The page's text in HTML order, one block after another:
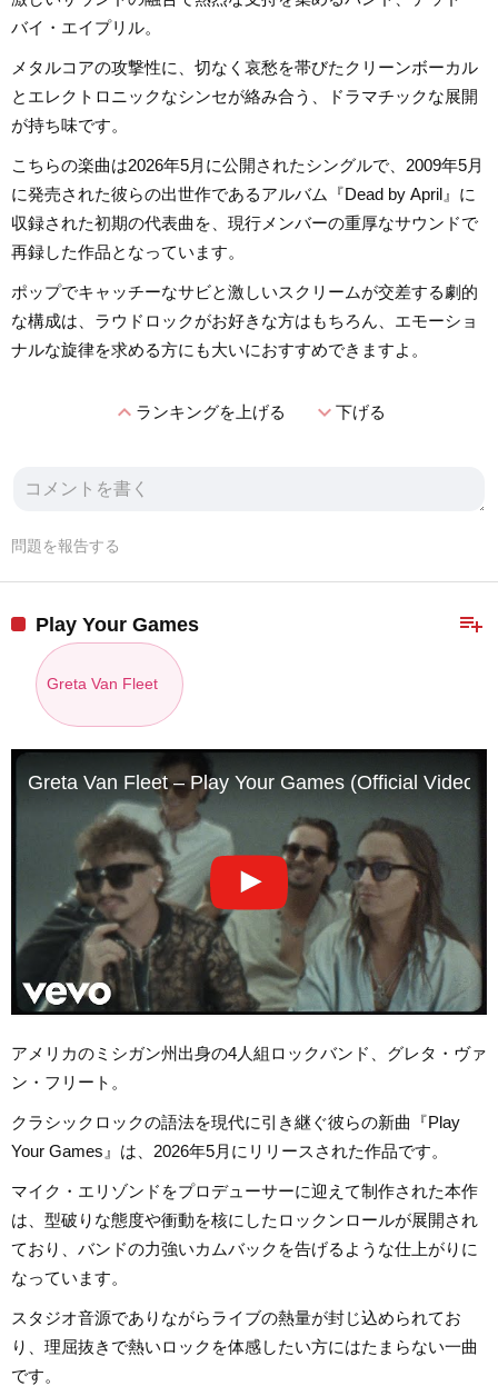
バイ・エイプリル。
メタルコアの攻撃性に、切なく哀愁を帯びたクリーンボーカル
とエレクトロニックなシンセが絡み合う、ドラマチックな展開
が持ち味です。
こちらの楽曲は2026年5月に公開されたシングルで、2009年5月
に発売された彼らの出世作であるアルバム『Dead by April』に
収録された初期の代表曲を、現行メンバーの重厚なサウンドで
再録した作品となっています。
ポップでキャッチーなサビと激しいスクリームが交差する劇的
な構成は、ラウドロックがお好きな方はもちろん、エモーショ
ナルな旋律を求める方にも大いにおすすめできますよ。
expand_lessランキングを上げる expand_more下げる
問題を報告する
playlist_add
Play Your Games
Greta Van Fleet
Greta Van Fleet – Play Your Games (Official Video)
アメリカのミシガン州出身の4人組ロックバンド、グレタ・ヴァ
ン・フリート。
クラシックロックの語法を現代に引き継ぐ彼らの新曲『Play
Your Games』は、2026年5月にリリースされた作品です。
マイク・エリゾンドをプロデューサーに迎えて制作された本作
は、型破りな態度や衝動を核にしたロックンロールが展開され
ており、バンドの力強いカムバックを告げるような仕上がりに
なっています。
スタジオ音源でありながらライブの熱量が封じ込められてお
り、理屈抜きで熱いロックを体感したい方にはたまらない一曲
です。